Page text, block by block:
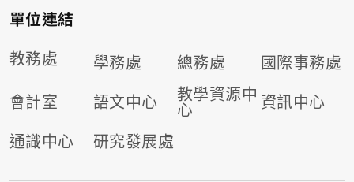
單位連結
教務處
學務處 總務處
國際事務處
會計室
語文中心 教學資源中
心
資訊中心
通識中心
研究發展處